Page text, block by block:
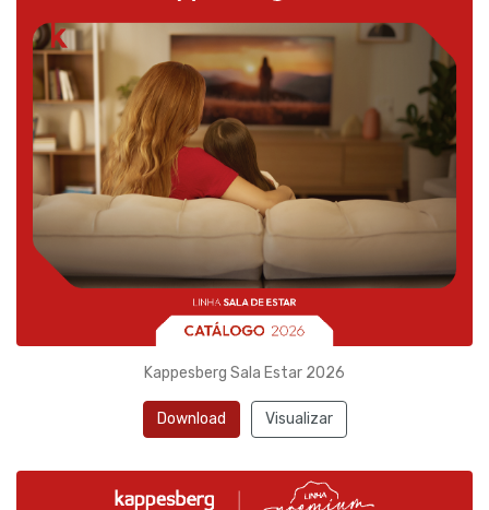
Kappesberg Sala Estar 2026
Download Visualizar